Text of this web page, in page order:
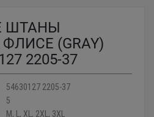
ШТАНЫ
(GRAY)
2205-37
54630127 2205-37
5
M, L, XL, 2XL, 3XL